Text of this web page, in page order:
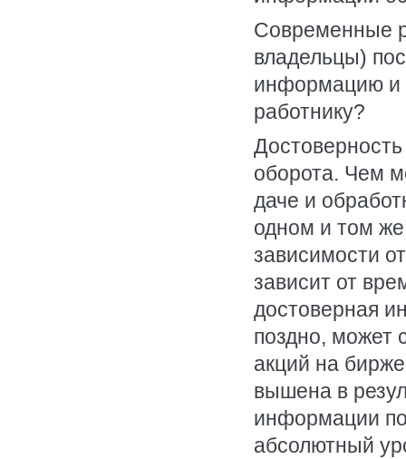
Современные
владельцы)
информацию и
работнику?
оборота. Чем
даче и
одном и том
зависимости
зависит от
достоверная
поздно, может
акций на
вышена в
информации
абсолютный